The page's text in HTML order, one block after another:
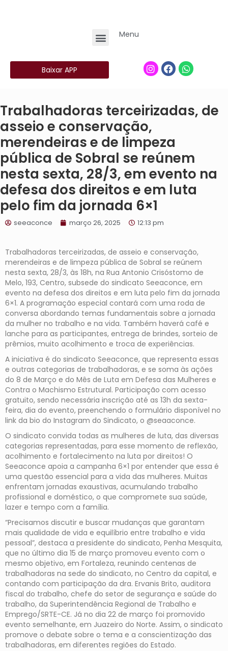
Menu
Baixar APP
Trabalhadoras terceirizadas, de
asseio e conservação,
merendeiras e de limpeza
pública de Sobral se reúnem
nesta sexta, 28/3, em evento na
defesa dos direitos e em luta
pelo fim da jornada 6×1
seeaconce março 26, 2025 12:13 pm
Trabalhadoras terceirizadas, de asseio e conservação,
merendeiras e de limpeza pública de Sobral se reúnem
nesta sexta, 28/3, às 18h, na Rua Antonio Crisóstomo de
Melo, 193, Centro, subsede do sindicato Seeaconce, em
evento na defesa dos direitos e em luta pelo fim da jornada
6×1. A programação especial contará com uma roda de
conversa abordando temas fundamentais sobre a jornada
da mulher no trabalho e na vida. Também haverá café e
lanche para as participantes, entrega de brindes, sorteio de
prêmios, muito acolhimento e troca de experiências.
A iniciativa é do sindicato Seeaconce, que representa essas
e outras categorias de trabalhadoras, e se soma às ações
do 8 de Março e do Mês de Luta em Defesa das Mulheres e
Contra o Machismo Estrutural. Participação com acesso
gratuito, sendo necessária inscrição até as 13h da sexta-
feira, dia do evento, preenchendo o formulário disponível no
link da bio do Instagram do Sindicato, o @seaaconce.
O sindicato convida todas as mulheres de luta, das diversas
categorias representadas, para esse momento de reflexão,
acolhimento e fortalecimento na luta por direitos! O
Seeaconce apoia a campanha 6×1 por entender que essa é
uma questão essencial para a vida das mulheres. Muitas
enfrentam jornadas exaustivas, acumulando trabalho
profissional e doméstico, o que compromete sua saúde,
lazer e tempo com a família.
“Precisamos discutir e buscar mudanças que garantam
mais qualidade de vida e equilíbrio entre trabalho e vida
pessoal”, destaca a presidente do sindicato, Penha Mesquita,
que no último dia 15 de março promoveu evento com o
mesmo objetivo, em Fortaleza, reunindo centenas de
trabalhadoras na sede do sindicato, no Centro da capital, e
contando com participação da dra. Ervanis Brito, auditora
fiscal do trabalho, chefe do setor de segurança e saúde do
trabalho, da Superintendência Regional de Trabalho e
Emprego/SRTE-CE. Já no dia 22 de março foi promovido
evento semelhante, em Juazeiro do Norte. Assim, o sindicato
promove o debate sobre o tema e a conscientização das
trabalhadoras, em diferentes regiões do Estado.